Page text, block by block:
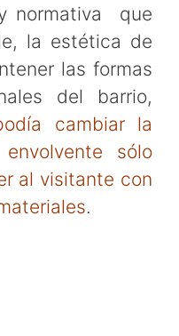
normativa que
la estética de
las formas
del barrio,
cambiar la
sólo
al visitante con
.